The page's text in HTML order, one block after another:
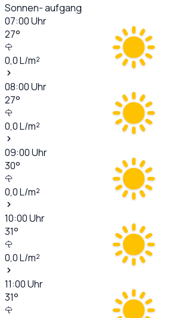
Sonnen- aufgang
07:00Uhr
27°
0,0L/m²
08:00Uhr
27°
0,0L/m²
09:00Uhr
30°
0,0L/m²
10:00Uhr
31°
0,0L/m²
11:00Uhr
31°